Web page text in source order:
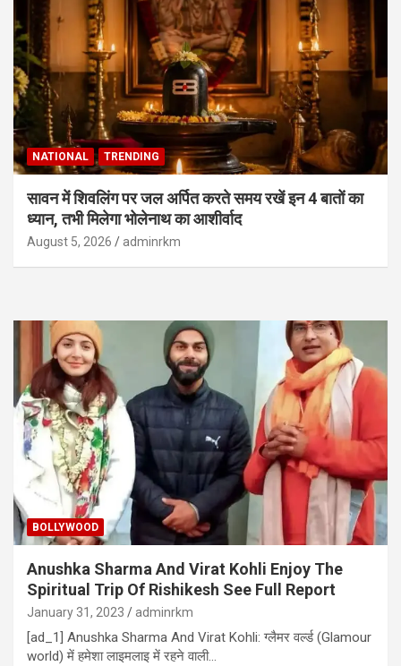
NATIONAL TRENDING
सावन में शिवलिंग पर जल अर्पित करते समय रखें इन 4 बातों का
ध्यान, तभी मिलेगा भोलेनाथ का आशीर्वाद
August 5, 2026 adminrkm
BOLLYWOOD
Anushka Sharma And Virat Kohli Enjoy The
Spiritual Trip Of Rishikesh See Full Report
January 31, 2023 adminrkm
[ad_1] Anushka Sharma And Virat Kohli: ग्लैमर वर्ल्ड (Glamour
world) में हमेशा लाइमलाइ में रहने वाली…